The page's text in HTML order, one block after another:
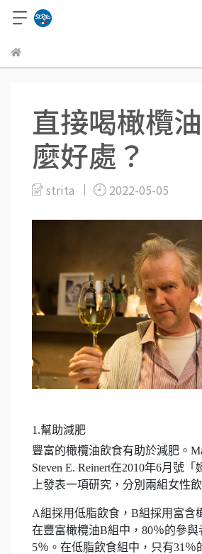
直接喝橄欖
麼好處？
strita 2022-05-05
1.幫助減肥
豐富的橄欖油飲食有助於減肥。
Steven E. Reinert在2010年6月號「
上發表一項研究，分別兩組女性飲
A組採用低脂飲食，B組採用富含
在豐富橄欖油B組中，80％的參與
5％。在低脂飲食組中，只有31％